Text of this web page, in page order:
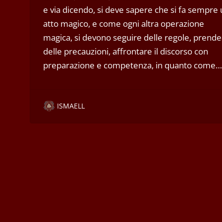
e via dicendo, si deve sapere che si fa sempre
atto magico, e come ogni altra operazione
magica, si devono seguire delle regole,
delle precauzioni, affrontare il discorso con
preparazione e competenza, in quanto come…
ISMAELL